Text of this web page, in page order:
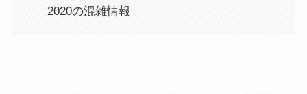
2020の混雑情報